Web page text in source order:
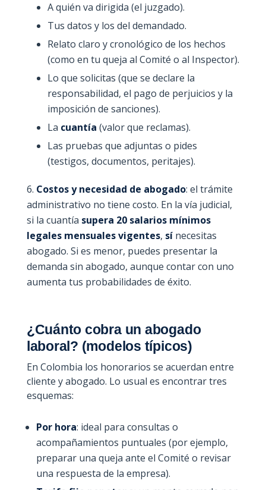
A quién va dirigida (el juzgado).
Tus datos y los del demandado.
Relato claro y cronológico de los hechos
(como en tu queja al Comité o al Inspector).
Lo que solicitas (que se declare la
responsabilidad, el pago de perjuicios y la
imposición de sanciones).
La cuantía (valor que reclamas).
Las pruebas que adjuntas o pides
(testigos, documentos, peritajes).
Costos y necesidad de abogado: el trámite
administrativo no tiene costo. En la vía judicial,
si la cuantía supera 20 salarios mínimos
legales mensuales vigentes, sínecesitas
abogado. Si es menor, puedes presentar la
demanda sin abogado, aunque contar con uno
aumenta tus probabilidades de éxito.
¿Cuánto cobra un abogado
laboral? (modelos típicos)
En Colombia los honorarios se acuerdan entre
cliente y abogado. Lo usual es encontrar tres
esquemas:
Por hora: ideal para consultas o
acompañamientos puntuales (por ejemplo,
preparar una queja ante el Comité o revisar
una respuesta de la empresa).